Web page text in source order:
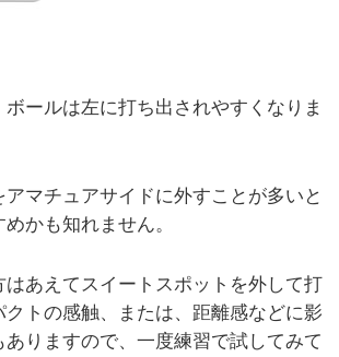
ールは左に打ち出されやすくなりま
マチュアサイドに外すことが多いと
かも知れません。
はあえてスイートスポットを外して打
トの感触、または、距離感などに影
りますので、一度練習で試してみて